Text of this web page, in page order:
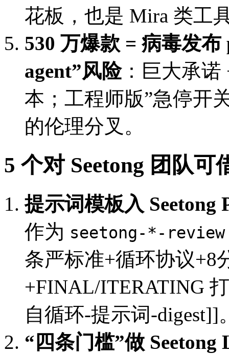
花板，也是 Mira 类工
530 万爆款 = 病毒发
agent”风险：巨大承诺
本；工程师版”急停开
的伦理分叉。
5 个对 Seetong 团队可
提示词模板入 Seetong
作为 seetong-*-review
条严标准+循环协议+8
+FINAL/ITERATING
自循环-提示词-digest]]
“四条门槛”做